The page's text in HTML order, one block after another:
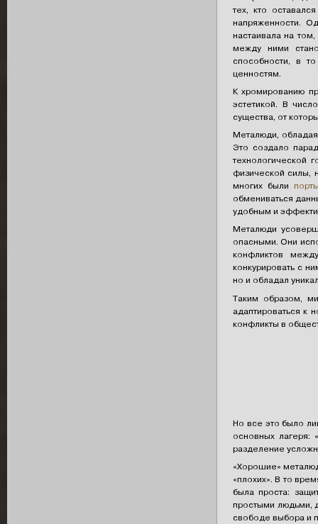
тех, кто
напряженности.
настаивала на
между ними
способности, в
ценностям.
К хромированию
эстетикой. В
существа, от
Металюди,
Это создало
технологической
физической силы,
многих были
обмениваться
удобным и
Металюди
опасными. Они
конфликтов
конкурировать с
но и обладал
Таким образом,
адаптироваться к
конфликты в
Но все это было
основных лагеря:
разделение
«Хорошие»
«плохих». В то
была проста:
простыми людьми,
свободе выбора и